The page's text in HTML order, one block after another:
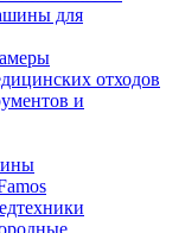
для
отходов
и